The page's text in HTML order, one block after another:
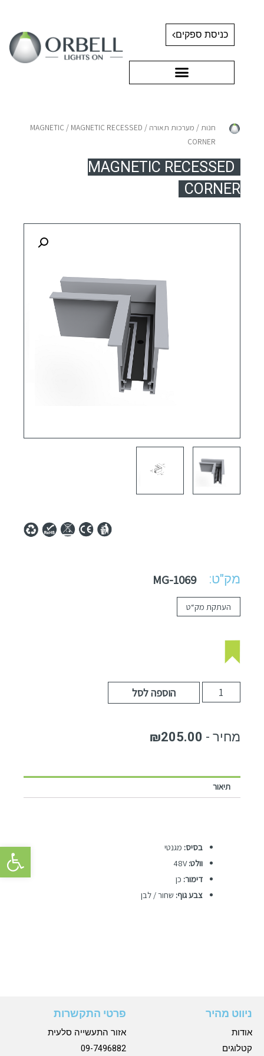
פתח
כניסת ספקים
חנות / מערכות תאורה /
MAGNETIC / MAGNETIC RECESSED
CORNER
MAGNETIC RECESSED
CORNER
מק"ט: MG-1069
העתקת מק“ט
הוספה לסל
₪205.00
תיאור
בסיס: מגנטי
וולט:48V
דימור: כן
צבע גוף: שחור / לבן
ניווט מהיר
אודות
קטלוגים
פרטי התקשרות
אזור התעשייה סלעית
09-7496882